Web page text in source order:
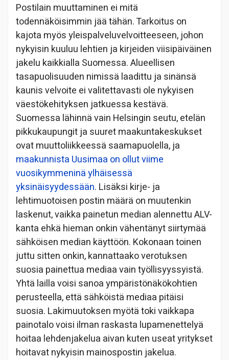
Postilain muuttaminen ei mitä
todennäköisimmin jää tähän. Tarkoitus on
kajota myös yleispalveluvelvoitteeseen, johon
nykyisin kuuluu lehtien ja kirjeiden viisipäiväinen
jakelu kaikkialla Suomessa. Alueellisen
tasapuolisuuden nimissä laadittu ja sinänsä
kaunis velvoite ei valitettavasti ole nykyisen
väestökehityksen jatkuessa kestävä.
Suomessa lähinnä vain Helsingin seutu, etelän
pikkukaupungit ja suuret maakuntakeskukset
ovat muuttoliikkeessä saamapuolella, ja
maakunnista Uusimaa on ollut viime
vuosikymmeninä ylhäisessä
yksinäisyydessään. Lisäksi kirje- ja
lehtimuotoisen postin määrä on muutenkin
laskenut, vaikka painetun median alennettu ALV-
kanta ehkä hieman onkin vähentänyt siirtymää
sähköisen median käyttöön. Kokonaan toinen
juttu sitten onkin, kannattaako verotuksen
suosia painettua mediaa vain työllisyyssyistä.
Yhtä lailla voisi sanoa ympäristönäkökohtien
perusteella, että sähköistä mediaa pitäisi
suosia. Lakimuutoksen myötä toki vaikkapa
painotalo voisi ilman raskasta lupamenettelyä
hoitaa lehdenjakelua aivan kuten useat yritykset
hoitavat nykyisin mainospostin jakelua.